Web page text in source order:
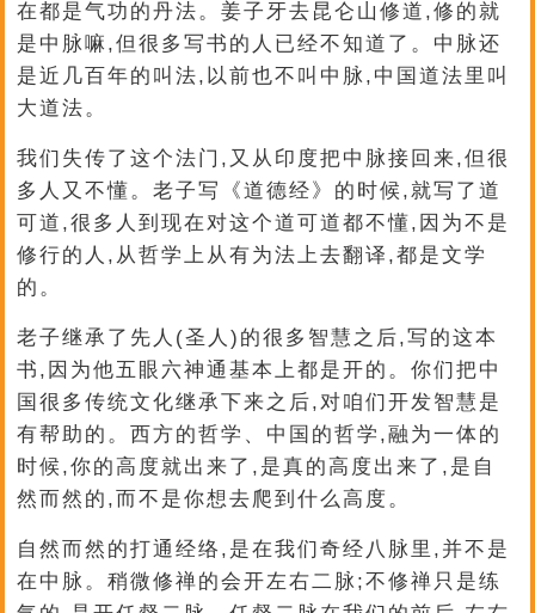
在都是气功的丹法。姜子牙去昆仑山修道,修的就
是中脉嘛,但很多写书的人已经不知道了。中脉还
是近几百年的叫法,以前也不叫中脉,中国道法里叫
大道法。
我们失传了这个法门,又从印度把中脉接回来,但很
多人又不懂。老子写《道德经》的时候,就写了道
可道,很多人到现在对这个道可道都不懂,因为不是
修行的人,从哲学上从有为法上去翻译,都是文学
的。
老子继承了先人(圣人)的很多智慧之后,写的这本
书,因为他五眼六神通基本上都是开的。你们把中
国很多传统文化继承下来之后,对咱们开发智慧是
有帮助的。西方的哲学、中国的哲学,融为一体的
时候,你的高度就出来了,是真的高度出来了,是自
然而然的,而不是你想去爬到什么高度。
自然而然的打通经络,是在我们奇经八脉里,并不是
在中脉。稍微修禅的会开左右二脉;不修禅只是练